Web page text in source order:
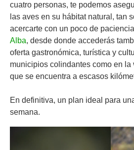
cuatro personas, te podemos
las aves en su hábitat natural, tan
acercarte con un poco de
Alba, desde donde accederás
oferta gastronómica, turística y
municipios colindantes como en la
que se encuentra a escasos
En definitiva, un plan ideal para
semana.